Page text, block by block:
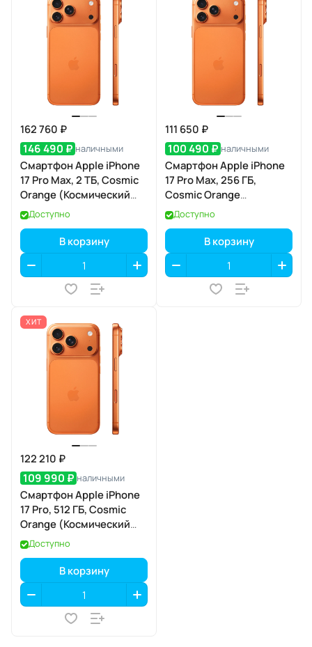
162 760 ₽
146 490 ₽ наличными
Смартфон Apple iPhone
17 Pro Max, 2 ТБ, Cosmic
Orange (Космический
оранжевый) Dual eSIM
Доступно
В корзину
111 650 ₽
100 490 ₽ наличными
Смартфон Apple iPhone
17 Pro Max, 256 ГБ,
Cosmic Orange
(Космический
оранжевый) Dual eSIM
Доступно
В корзину
ХИТ
122 210 ₽
109 990 ₽ наличными
Смартфон Apple iPhone
17 Pro, 512 ГБ, Cosmic
Orange (Космический
оранжевый) Dual eSIM
Доступно
В корзину